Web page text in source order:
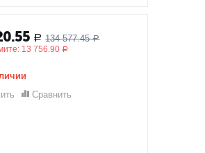
Р 134 577.45 Р
13 756.90 Р
Сравнить